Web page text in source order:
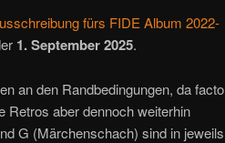
fürs FIDE Album 2022-
1. September 2025.
an den Randbedingungen, da facto
Retros aber dennoch weiterhin
G (Märchenschach) sind in jeweils